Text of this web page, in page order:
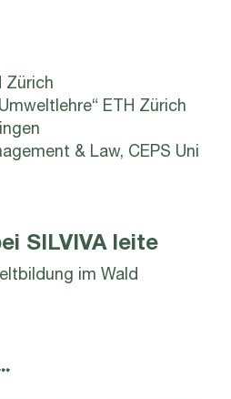
Zürich
ETH Zürich
& Law, CEPS Uni
SILVIVA leite
im Wald